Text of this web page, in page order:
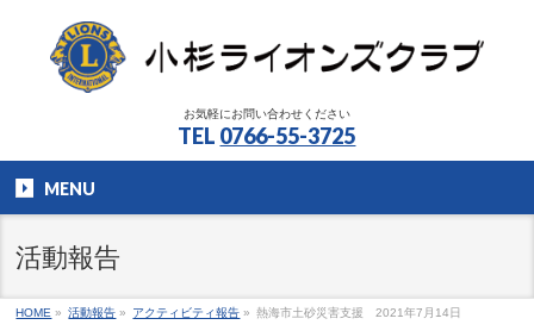
お気軽にお問い合わせください
TEL 0766-55-3725
MENU
活動報告
HOME » 活動報告 » アクティビティ報告 » 熱海市土砂災害支援 2021年7月14日